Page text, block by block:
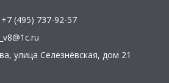
+7 (495) 737-92-57
, улица Селезнёвская, дом 21